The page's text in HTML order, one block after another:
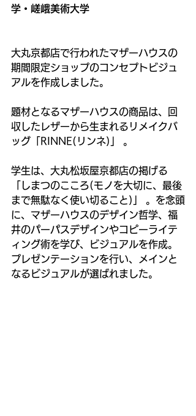
学・嵯峨美術大学
大丸京都店で行われたマザーハウスの
期間限定ショップのコンセプトビジュ
アルを作成しました。
題材となるマザーハウスの商品は、回
収したレザーから生まれるリメイクバ
ッグ「RINNE(リンネ)」 。
学生は、大丸松坂屋京都店の掲げる
「しまつのこころ(モノを大切に、最後
まで無駄なく使い切ること)」 。を念頭
に、マザーハウスのデザイン哲学、福
井のパーパスデザインやコピーライテ
ィング術を学び、ビジュアルを作成。
プレゼンテーションを行い、メインと
なるビジュアルが選ばれました。